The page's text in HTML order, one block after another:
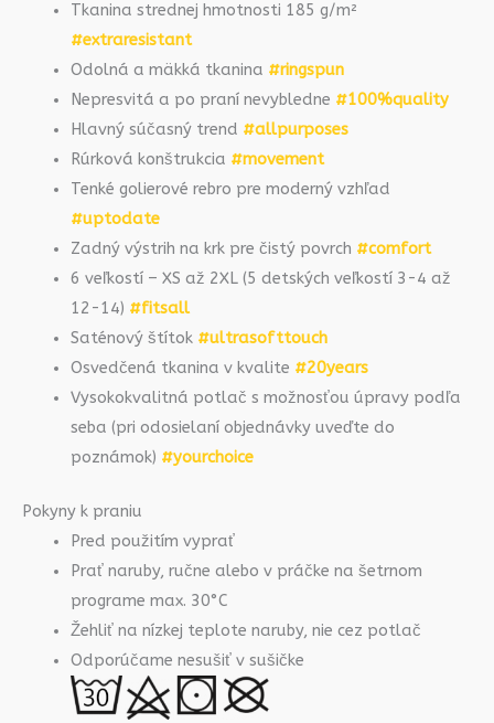
Tkanina strednej hmotnosti 185 g/m²
#extraresistant
Odolná a mäkká tkanina #ringspun
Nepresvitá a po praní nevybledne #100%quality
Hlavný súčasný trend #allpurposes
Rúrková konštrukcia #movement
Tenké golierové rebro pre moderný vzhľad
#uptodate
Zadný výstrih na krk pre čistý povrch #comfort
6 veľkostí – XS až 2XL (5 detských veľkostí 3-4 až
12-14) #fitsall
Saténový štítok #ultrasofttouch
Osvedčená tkanina v kvalite #20years
Vysokokvalitná potlač s možnosťou úpravy podľa
seba (pri odosielaní objednávky uveďte do
poznámok) #yourchoice
Pokyny k praniu
Pred použitím vyprať
Prať naruby, ručne alebo v práčke na šetrnom
programe max. 30°C
Žehliť na nízkej teplote naruby, nie cez potlač
Odporúčame nesušiť v sušičke